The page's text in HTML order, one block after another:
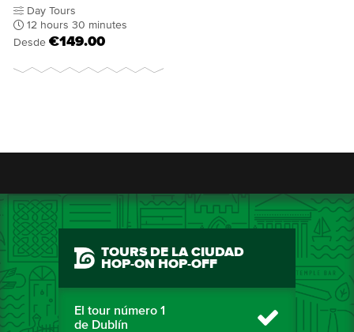
Day Tours
12 hours 30 minutes
Desde €149.00
TOURS DE LA CIUDAD
HOP-ON HOP-OFF
El tour número 1
de Dublín